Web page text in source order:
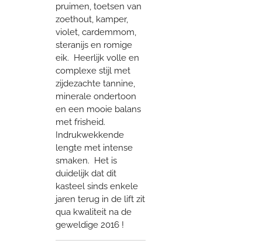
pruimen, toetsen van
zoethout, kamper,
violet, cardemmom,
steranijs en romige
eik. Heerlijk volle en
complexe stijl met
zijdezachte tannine,
minerale ondertoon
en een mooie balans
met frisheid.
Indrukwekkende
lengte met intense
smaken. Het is
duidelijk dat dit
kasteel sinds enkele
jaren terug in de lift zit
qua kwaliteit na de
geweldige 2016 !